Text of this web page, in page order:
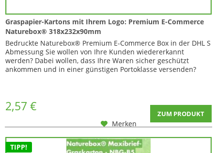
Graspapier-Kartons mit Ihrem Logo: Premium E-Commerce
Naturebox® 318x232x90mm
Bedruckte Naturebox® Premium E-Commerce Box in der DHL S
Abmessung Sie wollen von Ihre Kunden wiedererkannt
werden? Dabei wollen, dass Ihre Waren sicher geschützt
ankommen und in einer günstigen Portoklasse versenden?
2,57 € ZUM PRODUKT
Merken
TIPP!